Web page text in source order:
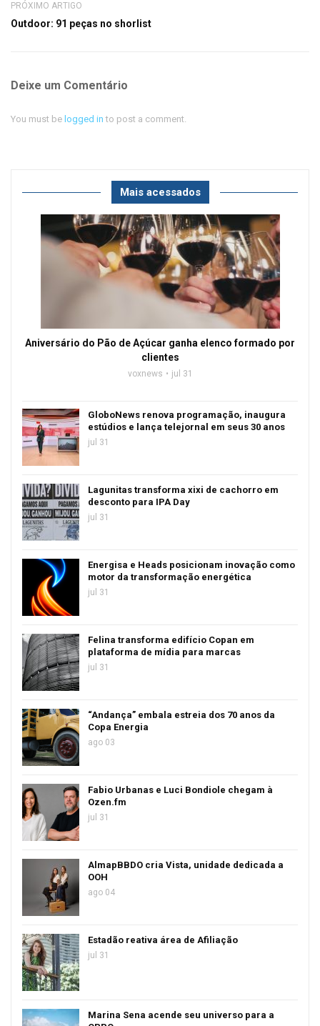
PRÓXIMO ARTIGO
Outdoor: 91 peças no shorlist
Deixe um Comentário
You must be logged in to post a comment.
Mais acessados
Aniversário do Pão de Açúcar ganha elenco formado por
clientes
voxnews jul 31
GloboNews renova programação, inaugura
estúdios e lança telejornal em seus 30 anos
jul 31
Lagunitas transforma xixi de cachorro em
desconto para IPA Day
jul 31
Energisa e Heads posicionam inovação como
motor da transformação energética
jul 31
Felina transforma edifício Copan em
plataforma de mídia para marcas
jul 31
“Andança” embala estreia dos 70 anos da
Copa Energia
ago 03
Fabio Urbanas e Luci Bondiole chegam à
Ozen.fm
jul 31
AlmapBBDO cria Vista, unidade dedicada a
OOH
ago 04
Estadão reativa área de Afiliação
jul 31
Marina Sena acende seu universo para a